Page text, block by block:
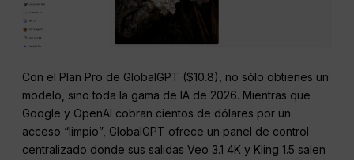
Con el Plan Pro de GlobalGPT ($10.8), no sólo obtienes un
modelo, sino toda la gama de IA de 2026. Mientras que
Google y OpenAI cobran cientos de dólares por un
acceso “limpio”, GlobalGPT ofrece un panel de control
centralizado donde sus salidas Veo 3.1 4K y Kling 1.5 salen